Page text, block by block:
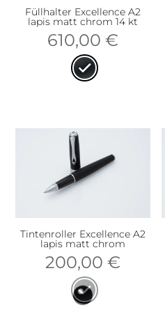
Füllhalter Excellence A2
lapis matt chrom 14 kt
610,00€
Tintenroller Excellence A2
lapis matt chrom
200,00€